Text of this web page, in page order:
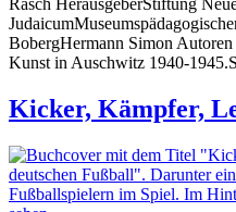
Rasch HerausgeberStiftung
BobergHermann Simon
Kunst in Auschwitz 1940-
Kicker, Kämpfer,